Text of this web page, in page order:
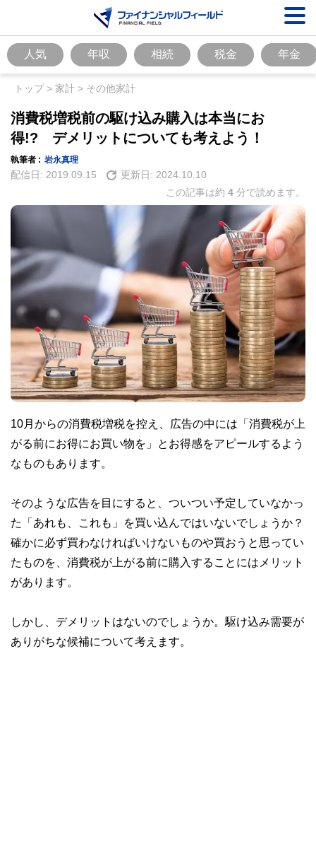
人気 年収 相続 税金 年金
トップ> 家計 > その他家計
消費税増税前の駆け込み購入は本当にお
得!? デメリットについても考えよう！
執筆者 : 岩永真理
配信日: 2019.09.15 更新日: 2024.10.10
この記事は約 4 分で読めます。
10月からの消費税増税を控え、広告の中には「消費税が上
がる前にお得にお買い物を」とお得感をアピールするよう
なものもあります。
そのような広告を目にすると、ついつい予定していなかっ
た「あれも、これも」を買い込んではいないでしょうか？
確かに必ず買わなければいけないものや買おうと思ってい
たものを、消費税が上がる前に購入することにはメリット
があります。
しかし、デメリットはないのでしょうか。駆け込み需要が
ありがちな候補について考えます。